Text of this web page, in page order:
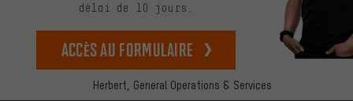
Herbert, General Operations & Services
délai de 10 jours.
Accès au formulaire